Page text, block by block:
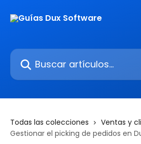
Buscar artículos...
Todas las colecciones Ventas y
Gestionar el picking de pedidos en